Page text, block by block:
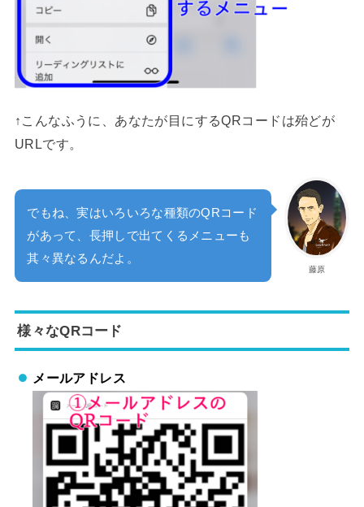
↑こんなふうに、あなたが目にするQRコードは殆どが
URLです。
藤原
でもね、実はいろいろな種類のQRコード
があって、長押しで出てくるメニューも
其々異なるんだよ。
様々なQRコード
メールアドレス